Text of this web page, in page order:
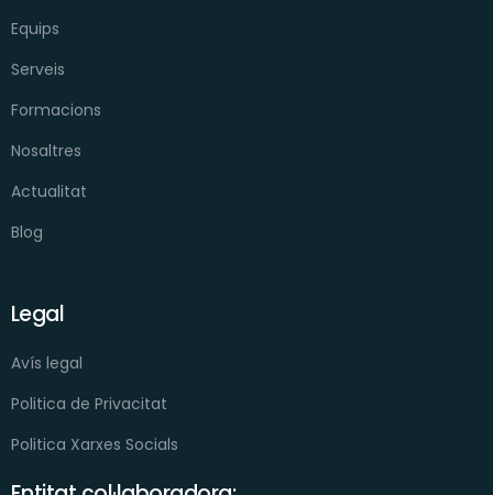
Equips
Serveis
Formacions
Nosaltres
Actualitat
Blog
Legal
Avís legal
Politica de Privacitat
Politica Xarxes Socials